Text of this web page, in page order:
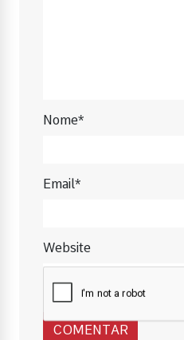
Nome*
Email*
Website